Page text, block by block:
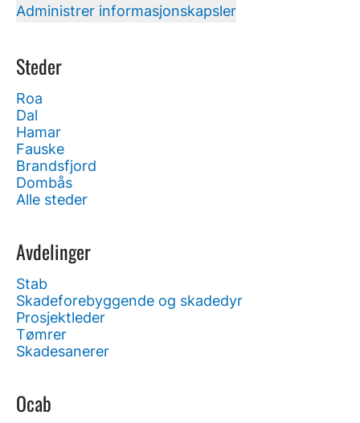
Administrer informasjonskapsler
Steder
Roa
Dal
Hamar
Fauske
Brandsfjord
Dombås
Alle steder
Avdelinger
Stab
Skadeforebyggende og skadedyr
Prosjektleder
Tømrer
Skadesanerer
Ocab